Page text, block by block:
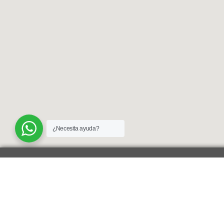
¿Necesita ayuda?